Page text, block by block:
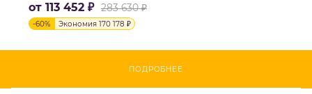
от 113 452 ₽ 283 630 ₽
-60% Экономия 170 178 ₽
ПОДРОБНЕЕ